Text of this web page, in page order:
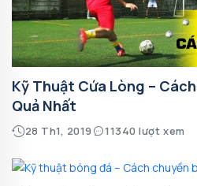
Kỹ Thuật Cứa Lòng –
Quả Nhất
28 Th1, 2019 11340 lượt xem